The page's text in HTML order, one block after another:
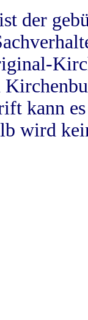
der
kann
wird